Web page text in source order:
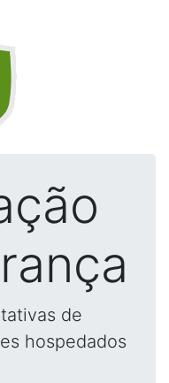
de
hospedados